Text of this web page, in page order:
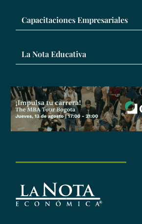
Capacitaciones Empresariales
La Nota Educativa